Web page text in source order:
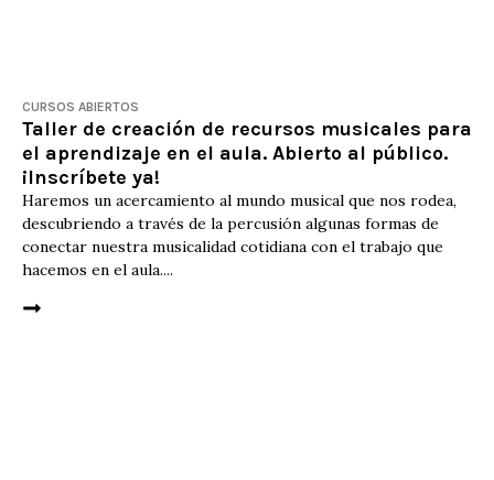
CURSOS ABIERTOS
Taller de creación de recursos musicales para
el aprendizaje en el aula. Abierto al público.
¡Inscríbete ya!
Haremos un acercamiento al mundo musical que nos rodea,
descubriendo a través de la percusión algunas formas de
conectar nuestra musicalidad cotidiana con el trabajo que
hacemos en el aula....